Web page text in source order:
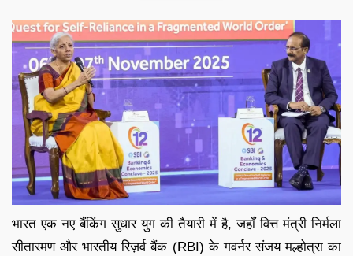
भारत एक नए बैंकिंग सुधार युग की तैयारी में है, जहाँ वित्त मंत्री निर्मला
सीतारमण और भारतीय रिज़र्व बैंक (RBI) के गवर्नर संजय मल्होत्रा का